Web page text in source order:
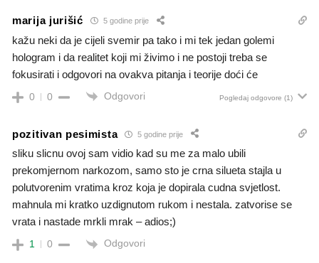
marija jurišić 5 godine prije
kažu neki da je cijeli svemir pa tako i mi tek jedan golemi
hologram i da realitet koji mi živimo i ne postoji treba se
fokusirati i odgovori na ovakva pitanja i teorije doći će
0 0 Odgovori Pogledaj odgovore (1)
pozitivan pesimista 5 godine prije
sliku slicnu ovoj sam vidio kad su me za malo ubili
prekomjernom narkozom, samo sto je crna silueta stajla u
polutvorenim vratima kroz koja je dopirala cudna svjetlost.
mahnula mi kratko uzdignutom rukom i nestala. zatvorise se
vrata i nastade mrkli mrak – adios;)
1 0 Odgovori